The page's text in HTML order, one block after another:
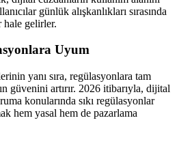
günlük alışkanlıkları sırasında
hale gelirler.
Uyum
yanı sıra, regülasyonlara tam
güvenini artırır. 2026 itibarıyla, dijital
konularında sıkı regülasyonlar
hem yasal hem de pazarlama